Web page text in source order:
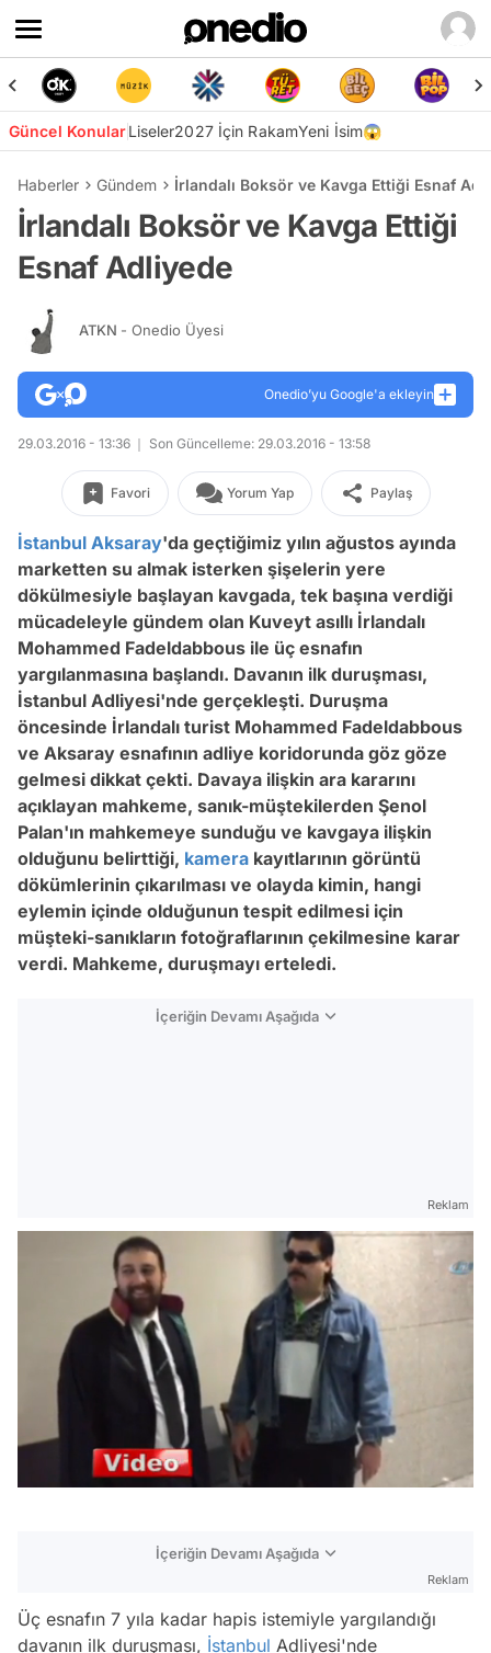
Güncel KonularLiseler2027 İçin RakamYeni İsim😱
Haberler Gündem İrlandalı Boksör ve Kavga Ettiği Esnaf
İrlandalı Boksör ve Kavga Ettiği
Esnaf Adliyede
ATKN - Onedio Üyesi
Onedio’yu Google'a ekleyin
29.03.2016 - 13:36 Son Güncelleme: 29.03.2016 - 13:58
Favori Yorum Yap Paylaş
İstanbul Aksaray'da geçtiğimiz yılın ağustos ayında
marketten su almak isterken şişelerin yere
dökülmesiyle başlayan kavgada, tek başına verdiği
mücadeleyle gündem olan Kuveyt asıllı İrlandalı
Mohammed Fadeldabbous ile üç esnafın
yargılanmasına başlandı. Davanın ilk duruşması,
İstanbul Adliyesi'nde gerçekleşti. Duruşma
öncesinde İrlandalı turist Mohammed Fadeldabbous
ve Aksaray esnafının adliye koridorunda göz göze
gelmesi dikkat çekti. Davaya ilişkin ara kararını
açıklayan mahkeme, sanık-müştekilerden Şenol
Palan'ın mahkemeye sunduğu ve kavgaya ilişkin
olduğunu belirttiği, kamera kayıtlarının görüntü
dökümlerinin çıkarılması ve olayda kimin, hangi
eylemin içinde olduğunun tespit edilmesi için
müşteki-sanıkların fotoğraflarının çekilmesine karar
verdi. Mahkeme, duruşmayı erteledi.
İçeriğin Devamı Aşağıda
Reklam
/
İçeriğin Devamı Aşağıda
Reklam
Üç esnafın 7 yıla kadar hapis istemiyle yargılandığı
davanın ilk duruşması, İstanbul Adliyesi'nde